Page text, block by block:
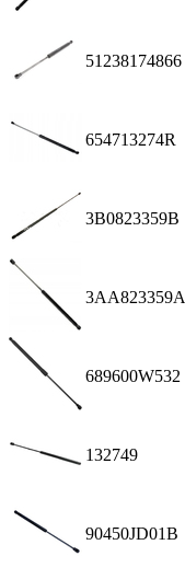
51238174866
654713274R
3B0823359B
3AA823359A
689600W532
132749
90450JD01B